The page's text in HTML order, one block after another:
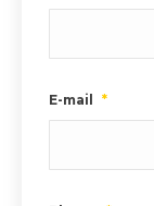
E-mail *